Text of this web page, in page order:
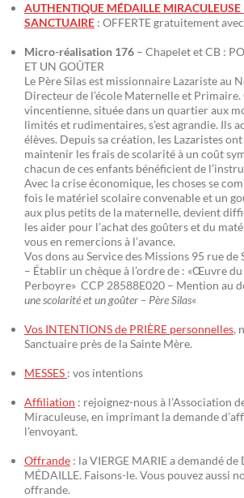
AUTHENTIQUE MÉDAILLE
SANCTUAIRE : OFFERTE gratuitement
Micro-réalisation 176 – Chapelet et CB :
ET UN GOÛTER
Le Père Silas est missionnaire Lazariste au
Directeur de l’école Maternelle et Primaire.
vincentienne, située dans un quartier aux
limités et rudimentaires, s’est agrandie. Ils
élèves. Depuis sa création, les Lazaristes
maintenir les frais de scolarité à un coût
chacun de ces enfants bénéficient de
Avec la crise économique, les choses se
fois le matériel scolaire convenable et un
aux plus petits de la maternelle, devient
les aider pour l’achat des goûters et du
vous en remercions à l’avance.
Vos dons au Service des Missions 95 rue de
– Établir un chèque à l’ordre de : «Œuvre
Perboyre» CCP 28588E020 – Mention au
une scolarité et un goûter – Père Silas«
Vos INTENTIONS de PRIÈRE personnelles,
Sanctuaire près de la Sainte Mère.
MESSES : vos intentions
Affiliation : rejoignez-nous à l’Association
Miraculeuse, en imprimant la demande
l’envoyant.
Offrande : la VIERGE MARIE a demandé de
MÉDAILLE. Faisons-le. Vous pouvez aussi
offrande.